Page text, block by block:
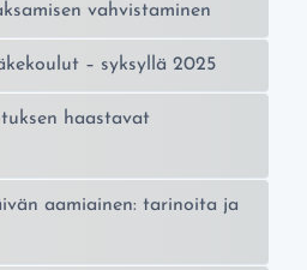
vahvistaminen
– syksyllä 2025
haastavat
aamiainen: tarinoita ja